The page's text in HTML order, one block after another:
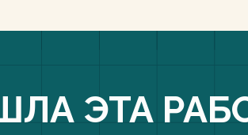
ЭТА